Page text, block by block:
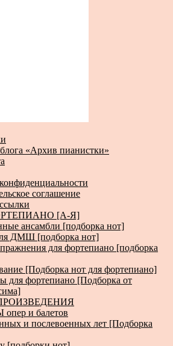
«Архив пианистки»
соглашение
[А-Я]
ансамбли [подборка нот]
ДМШ [подборка нот]
для фортепиано [подборка
[Подборка нот для фортепиано]
для фортепиано [Подборка от
и балетов
и послевоенных лет [Подборка